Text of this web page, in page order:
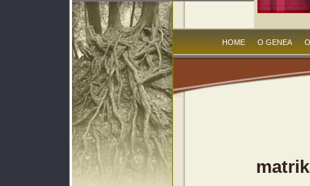
HOME O GENEA